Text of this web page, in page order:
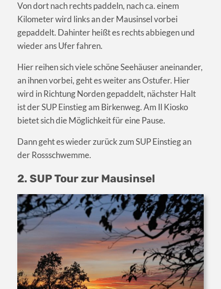
Von dort nach rechts paddeln, nach ca. einem
Kilometer wird links an der Mausinsel vorbei
gepaddelt. Dahinter heißt es rechts abbiegen und
wieder ans Ufer fahren.
Hier reihen sich viele schöne Seehäuser aneinander,
an ihnen vorbei, geht es weiter ans Ostufer. Hier
wird in Richtung Norden gepaddelt, nächster Halt
ist der SUP Einstieg am Birkenweg. Am Il Kiosko
bietet sich die Möglichkeit für eine Pause.
Dann geht es wieder zurück zum SUP Einstieg an
der Rossschwemme.
2. SUP Tour zur Mausinsel